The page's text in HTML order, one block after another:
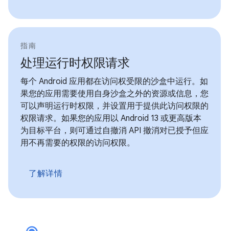
指南
处理运行时权限请求
每个 Android 应用都在访问权受限的沙盒中运行。如
果您的应用需要使用自身沙盒之外的资源或信息，您
可以声明运行时权限，并设置用于提供此访问权限的
权限请求。如果您的应用以 Android 13 或更高版本
为目标平台，则可通过自撤消 API 撤消对已授予但应
用不再需要的权限的访问权限。
了解详情